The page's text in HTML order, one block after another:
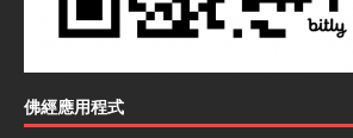
佛經應用程式